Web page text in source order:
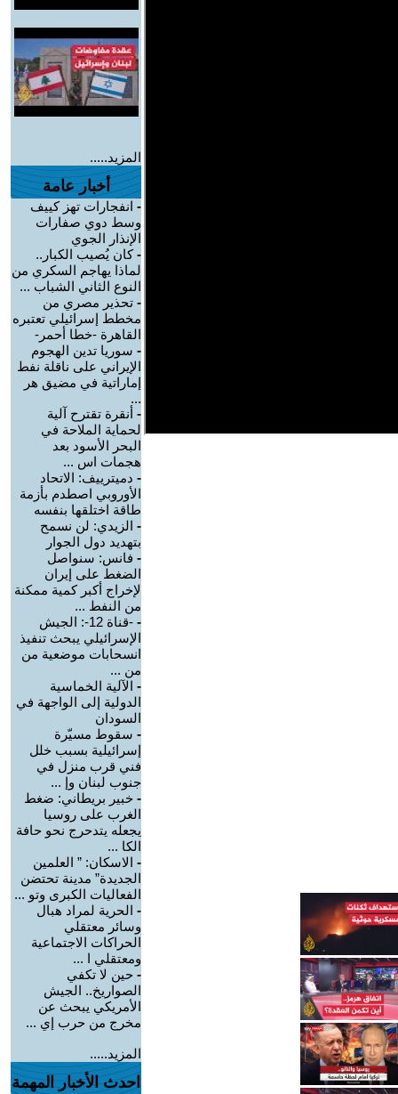
المزيد.....
أخبار عامة
- انفجارات تهز كييف
وسط دوي صفارات
الإنذار الجوي
-كان يُصيب الكبار..
لماذا يهاجم السكري من
النوع الثاني الشباب ...
- تحذير مصري من
مخطط إسرائيلي تعتبره
القاهرة -خطا أحمر-
- سوريا تدين الهجوم
الإيراني على ناقلة نفط
إماراتية في مضيق هر
...
- أنقرة تقترح آلية
لحماية الملاحة في
البحر الأسود بعد
هجمات اس ...
- دميترييف: الاتحاد
الأوروبي اصطدم بأزمة
طاقة اختلقها بنفسه
- الزيدي: لن نسمح
بتهديد دول الجوار
- فانس: سنواصل
الضغط على إيران
لإخراج أكبر كمية ممكنة
من النفط ...
-
-قناة 12-: الجيش
الإسرائيلي يبحث تنفيذ
انسحابات موضعية من
من ...
- الآلية الخماسية
الدولية إلى الواجهة في
السودان
- سقوط مسيّرة
إسرائيلية بسبب خلل
فني قرب منزل في
جنوب لبنان وإ ...
- خبير بريطاني: ضغط
الغرب على روسيا
يجعله يتدحرج نحو حافة
الكا ...
- الاسكان: ” العلمين
الجديدة” مدينة تحتضن
الفعاليات الكبرى وتو ...
- الحرية لمراد هبال
وسائر معتقلي
الحراكات الاجتماعية
ومعتقلي ا ...
- حين لا تكفي
الصواريخ.. الجيش
الأمريكي يبحث عن
مخرج من حرب إي ...
المزيد.....
احدث الأخبار المهمة